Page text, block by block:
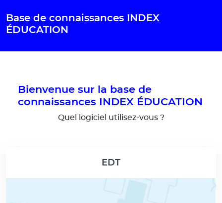
Base de connaissances INDEX
ÉDUCATION
Bienvenue sur la base de
connaissances INDEX ÉDUCATION
Quel logiciel utilisez-vous ?
EDT